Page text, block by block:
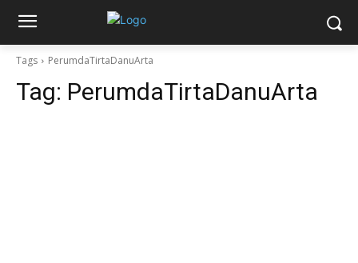
Tags PerumdaTirtaDanuArta
Tag: PerumdaTirtaDanuArta